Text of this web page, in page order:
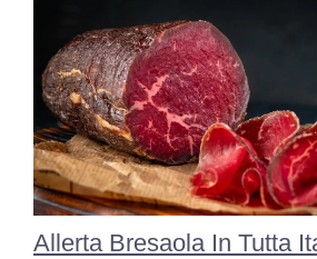
Allerta Bresaola In Tutta